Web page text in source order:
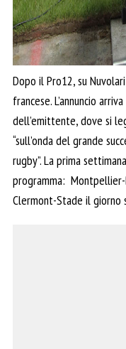
Dopo il Pro12, su
francese. L’annuncio
dell’emittente, dove si
“sull’onda del grande
rugby”. La prima
programma:
Clermont-Stade il giorno